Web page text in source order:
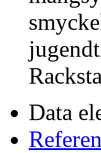
Data